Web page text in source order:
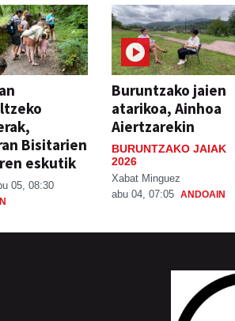
Bisitarien
eskutik
05, 08:30
Buruntzako jaien
atarikoa, Ainhoa
Aiertzarekin
BURUNTZAKO JAIAK
2026
Xabat Minguez
abu 04, 07:05 ANDOAIN